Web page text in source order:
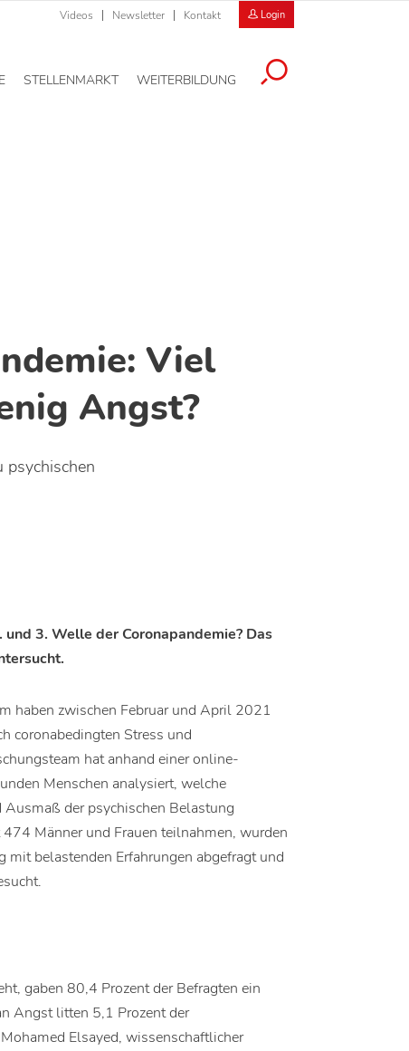
Videos Newsletter Kontakt Login
STELLENMARKT WEITERBILDUNG
Viel
Angst?
psychischen
3. Welle der Coronapandemie? Das
haben zwischen Februar und April 2021
coronabedingten Stress und
hat anhand einer online-
Menschen analysiert, welche
der psychischen Belastung
Männer und Frauen teilnahmen, wurden
mit belastenden Erfahrungen abgefragt und
gaben 80,4 Prozent der Befragten ein
Angst litten 5,1 Prozent der
Elsayed, wissenschaftlicher